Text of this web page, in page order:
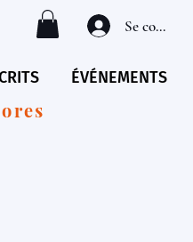
Se connecter
ÉVÉNEMENTS